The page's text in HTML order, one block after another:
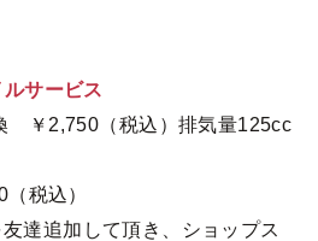
サービス
￥2,750（税込）排気量125cc
税込）
友達追加して頂き、ショップス